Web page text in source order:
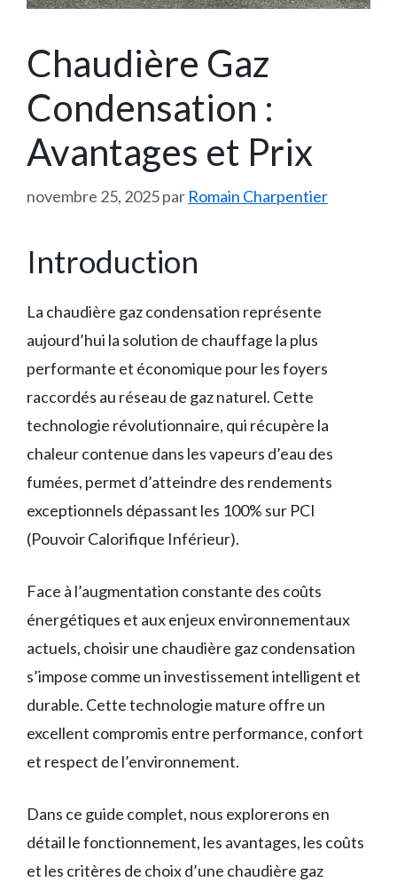
Chaudière Gaz
Condensation :
Avantages et Prix
novembre 25, 2025par Romain Charpentier
Introduction
La chaudière gaz condensation représente
aujourd’hui la solution de chauffage la plus
performante et économique pour les foyers
raccordés au réseau de gaz naturel. Cette
technologie révolutionnaire, qui récupère la
chaleur contenue dans les vapeurs d’eau des
fumées, permet d’atteindre des rendements
exceptionnels dépassant les 100% sur PCI
(Pouvoir Calorifique Inférieur).
Face à l’augmentation constante des coûts
énergétiques et aux enjeux environnementaux
actuels, choisir une chaudière gaz condensation
s’impose comme un investissement intelligent et
durable. Cette technologie mature offre un
excellent compromis entre performance, confort
et respect de l’environnement.
Dans ce guide complet, nous explorerons en
détail le fonctionnement, les avantages, les coûts
et les critères de choix d’une chaudière gaz